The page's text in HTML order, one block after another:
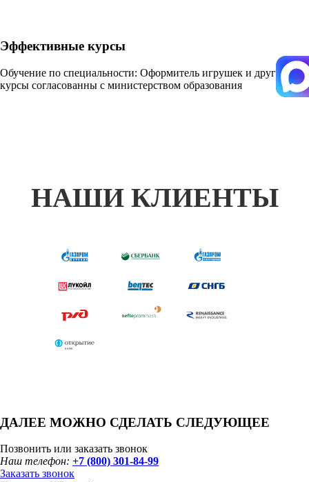
Эффективные курсы
Обучение по специальности: Оформитель игрушек и другие
курсы согласованны с министерством образования
НАШИ КЛИЕНТЫ
ДАЛЕЕ МОЖНО СДЕЛАТЬ СЛЕДУЮЩЕЕ
Позвонить или заказать звонок
Наш телефон: +7 (800) 301-84-99
Заказать звонок